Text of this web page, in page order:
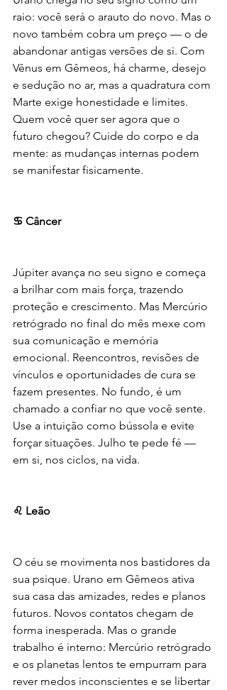
raio: você será o arauto do novo. Mas o
novo também cobra um preço — o de
abandonar antigas versões de si. Com
Vênus em Gêmeos, há charme, desejo
e sedução no ar, mas a quadratura com
Marte exige honestidade e limites.
Quem você quer ser agora que o
futuro chegou? Cuide do corpo e da
mente: as mudanças internas podem
se manifestar fisicamente.
♋ Câncer
Júpiter avança no seu signo e começa
a brilhar com mais força, trazendo
proteção e crescimento. Mas Mercúrio
retrógrado no final do mês mexe com
sua comunicação e memória
emocional. Reencontros, revisões de
vínculos e oportunidades de cura se
fazem presentes. No fundo, é um
chamado a confiar no que você sente.
Use a intuição como bússola e evite
forçar situações. Julho te pede fé —
em si, nos ciclos, na vida.
♌ Leão
O céu se movimenta nos bastidores da
sua psique. Urano em Gêmeos ativa
sua casa das amizades, redes e planos
futuros. Novos contatos chegam de
forma inesperada. Mas o grande
trabalho é interno: Mercúrio retrógrado
e os planetas lentos te empurram para
rever medos inconscientes e se libertar